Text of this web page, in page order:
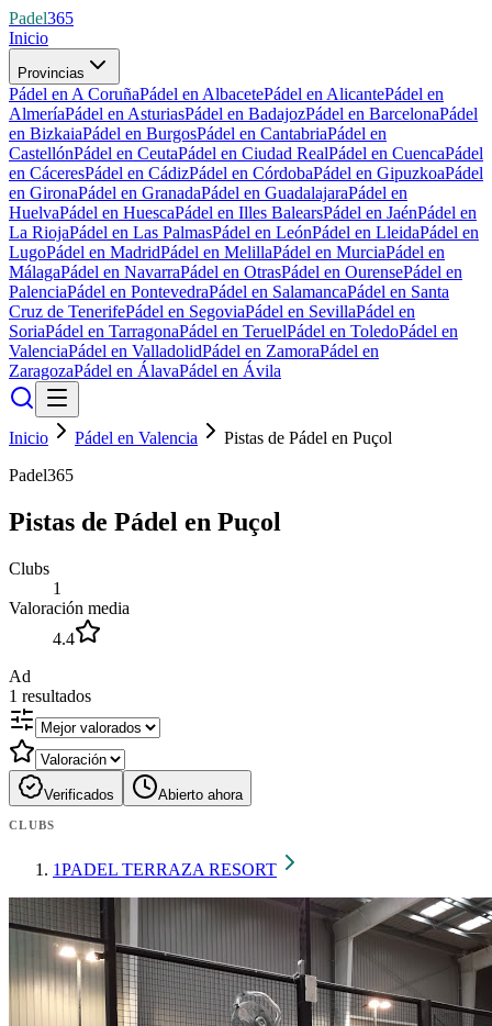
Padel365
Inicio
Provincias
Pádel en A CoruñaPádel en AlbacetePádel en AlicantePádel en
AlmeríaPádel en AsturiasPádel en BadajozPádel en BarcelonaPádel
en BizkaiaPádel en BurgosPádel en CantabriaPádel en
CastellónPádel en CeutaPádel en Ciudad RealPádel en CuencaPádel
en CáceresPádel en CádizPádel en CórdobaPádel en GipuzkoaPádel
en GironaPádel en GranadaPádel en GuadalajaraPádel en
HuelvaPádel en HuescaPádel en Illes BalearsPádel en JaénPádel en
La RiojaPádel en Las PalmasPádel en LeónPádel en LleidaPádel en
LugoPádel en MadridPádel en MelillaPádel en MurciaPádel en
MálagaPádel en NavarraPádel en OtrasPádel en OurensePádel en
PalenciaPádel en PontevedraPádel en SalamancaPádel en Santa
Cruz de TenerifePádel en SegoviaPádel en SevillaPádel en
SoriaPádel en TarragonaPádel en TeruelPádel en ToledoPádel en
ValenciaPádel en ValladolidPádel en ZamoraPádel en
ZaragozaPádel en ÁlavaPádel en Ávila
Inicio Pádel en Valencia
Pistas de Pádel en Puçol
Padel365
Pistas de Pádel en Puçol
Clubs
1
Valoración media
4.4
Ad
1 resultados
Verificados Abierto ahora
CLUBS
1PADEL TERRAZA RESORT